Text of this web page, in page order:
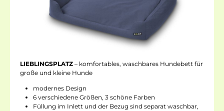
LIEBLINGSPLATZ – komfortables, waschbares Hundebett für
große und kleine Hunde
modernes Design
6 verschiedene Größen, 3 schöne Farben
Füllung im Inlett und der Bezug sind separat waschbar,